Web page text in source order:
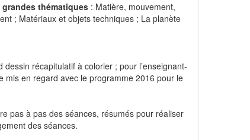
thématiques : Matière, mouvement,
; Matériaux et objets techniques ; La planète
récapitulatif à colorier ; pour l’enseignant-
mis en regard avec le programme 2016 pour le
pas à pas des séances, résumés pour réaliser
des séances.